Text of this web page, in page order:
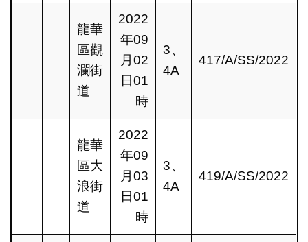
龍華
區觀
瀾街
道
2022
年09
月02
日01
時
3、
4A
417/A/SS/2022
龍華
區大
浪街
道
2022
年09
月03
日01
時
3、
4A
419/A/SS/2022